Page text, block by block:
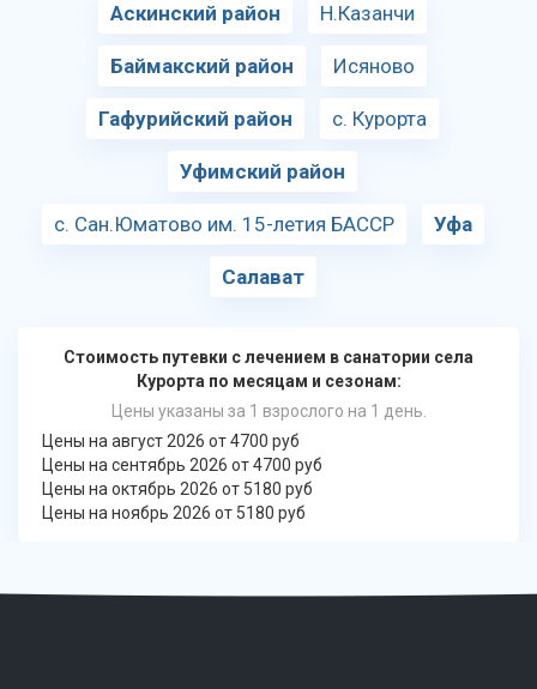
Аскинский район Н.Казанчи
Баймакский район Исяново
Гафурийский район с. Курорта
Уфимский район
с. Сан.Юматово им. 15-летия БАССР Уфа
Салават
Стоимость путевки с лечением в санатории села
Курорта по месяцам и сезонам:
Цены указаны за 1 взрослого на 1 день.
Цены на август 2026 от 4700 руб
Цены на сентябрь 2026 от 4700 руб
Цены на октябрь 2026 от 5180 руб
Цены на ноябрь 2026 от 5180 руб